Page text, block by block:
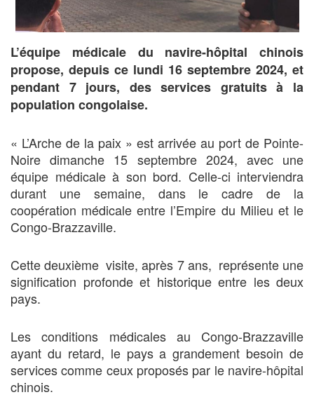
L’équipe médicale du navire-hôpital chinois
propose, depuis ce lundi 16 septembre 2024, et
pendant 7 jours, des services gratuits à la
population congolaise.
« L’Arche de la paix » est arrivée au port de Pointe-
Noire dimanche 15 septembre 2024, avec une
équipe médicale à son bord. Celle-ci interviendra
durant une semaine, dans le cadre de la
coopération médicale entre l’Empire du Milieu et le
Congo-Brazzaville.
Cette deuxième visite, après 7 ans, représente une
signification profonde et historique entre les deux
pays.
Les conditions médicales au Congo-Brazzaville
ayant du retard, le pays a grandement besoin de
services comme ceux proposés par le navire-hôpital
chinois.